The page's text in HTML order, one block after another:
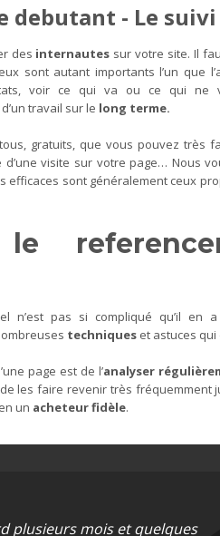
debutant - Le suivi
des internautes sur votre site. Il
sont autant importants l’un que
voir ce qui va ou ce qui ne
travail sur le long terme.
gratuits, que vous pouvez très
visite sur votre page… Nous
efficaces sont généralement ceux
n’est pas si compliqué qu’il en a
techniques et astuces qui
page est de l’analyser
les faire revenir très fréquemment
un acheteur fidèle.
plusieurs mois et quelques